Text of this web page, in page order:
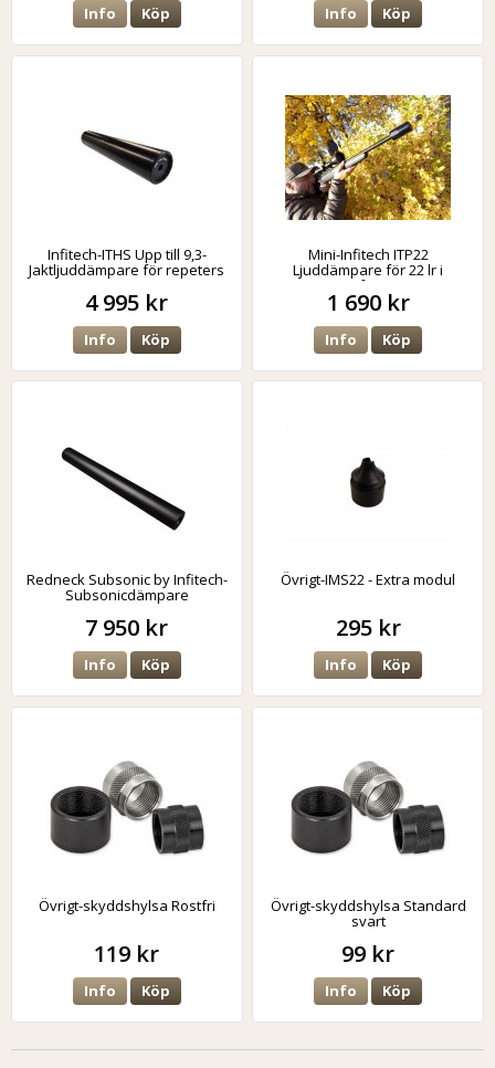
Info Köp Info Köp
Infitech-ITHS Upp till 9,3-
Jaktljuddämpare för repeters
4 995 kr
Info Köp
Mini-Infitech ITP22
Ljuddämpare för 22 lr i
miniformat
1 690 kr
Info Köp
Redneck Subsonic by Infitech-
Subsonicdämpare
7 950 kr
Info Köp
Övrigt-IMS22 - Extra modul
295 kr
Info Köp
Övrigt-skyddshylsa Rostfri
119 kr
Info Köp
Övrigt-skyddshylsa Standard
svart
99 kr
Info Köp